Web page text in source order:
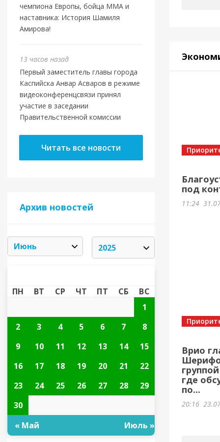
чемпиона Европы, бойца ММА и
наставника: История Шамиля
Амирова!
13 часов назад
Первый заместитель главы города
Каспийска Анвар Асваров в режиме
видеоконференцсвязи принял
участие в заседании
Правительственной комиссии
Читать все новости
Архив новостей
ПН ВТ СР ЧТ ПТ СБ
ВС
1
2
3 4 5 6 7
8
9
10 11 12 13 14
15
16
17 18 19 20 21
22
23
24 25 26 27 28
29
30
« Май
Июль »
МБУ
под
11:24
Врио
где
по...
20:16